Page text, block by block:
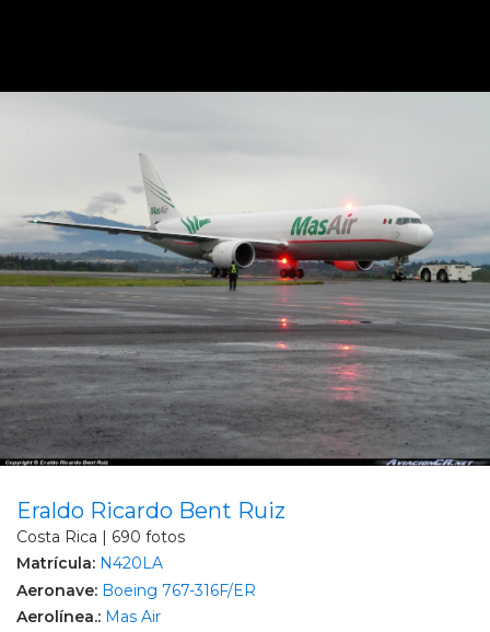
Eraldo Ricardo Bent Ruiz
Costa Rica | 690 fotos
Matrícula: N420LA
Aeronave: Boeing 767-316F/ER
Aerolínea.: Mas Air